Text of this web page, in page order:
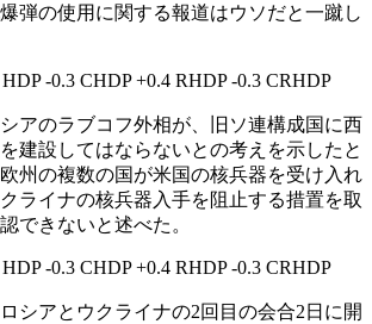
弾の使用に関する報道はウソだと一蹴し
-0.3 CHDP +0.4 RHDP -0.3 CRHDP
アのラブコフ外相が、旧ソ連構成国に西
建設してはならないとの考えを示したと
州の複数の国が米国の核兵器を受け入れ
ライナの核兵器入手を阻止する措置を取
できないと述べた。
-0.3 CHDP +0.4 RHDP -0.3 CRHDP
シアとウクライナの2回目の会合2日に開